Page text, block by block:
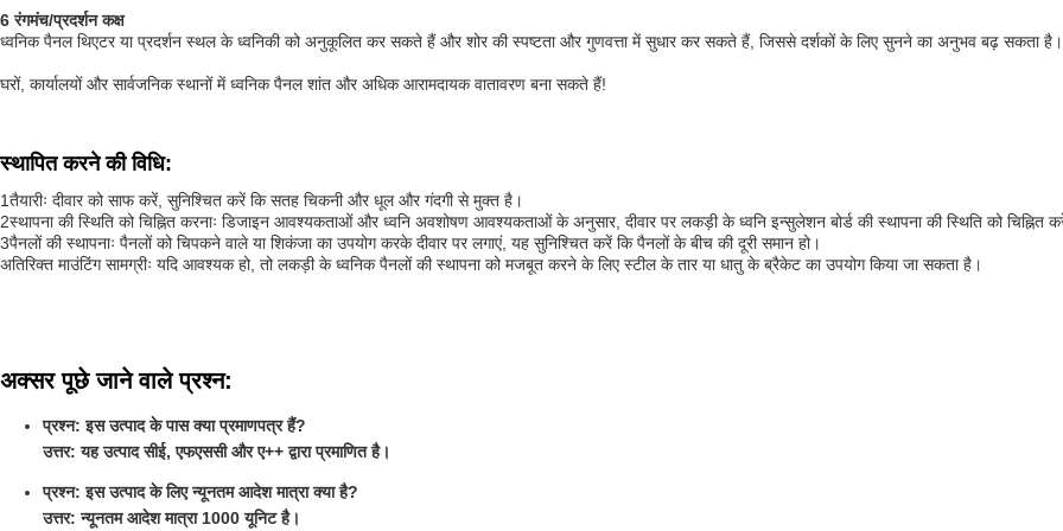
6 रंगमंच/प्रदर्शन कक्ष
ध्वनिक पैनल थिएटर या प्रदर्शन स्थल के ध्वनिकी को अनुकूलित कर सकते हैं और शोर की स्पष्टता और गुणवत्ता में सुधार कर सकते हैं, जिससे दर्शकों के लिए सुनने का अनुभव बढ़ सकता है।
घरों, कार्यालयों और सार्वजनिक स्थानों में ध्वनिक पैनल शांत और अधिक आरामदायक वातावरण बना सकते हैं!
स्थापित करने की विधि:
1तैयारीः दीवार को साफ करें, सुनिश्चित करें कि सतह चिकनी और धूल और गंदगी से मुक्त है।
2स्थापना की स्थिति को चिह्नित करनाः डिजाइन आवश्यकताओं और ध्वनि अवशोषण आवश्यकताओं के अनुसार, दीवार पर लकड़ी के ध्वनि इन्सुलेशन बोर्ड की स्थापना की स्थिति को चिह्नित
3पैनलों की स्थापनाः पैनलों को चिपकने वाले या शिकंजा का उपयोग करके दीवार पर लगाएं, यह सुनिश्चित करें कि पैनलों के बीच की दूरी समान हो।
अतिरिक्त माउंटिंग सामग्रीः यदि आवश्यक हो, तो लकड़ी के ध्वनिक पैनलों की स्थापना को मजबूत करने के लिए स्टील के तार या धातु के ब्रैकेट का उपयोग किया जा सकता है।
अक्सर पूछे जाने वाले प्रश्न:
प्रश्न: इस उत्पाद के पास क्या प्रमाणपत्र हैं?
उत्तर: यह उत्पाद सीई, एफएससी और ए++ द्वारा प्रमाणित है।
प्रश्न: इस उत्पाद के लिए न्यूनतम आदेश मात्रा क्या है?
उत्तर: न्यूनतम आदेश मात्रा 1000 यूनिट है।